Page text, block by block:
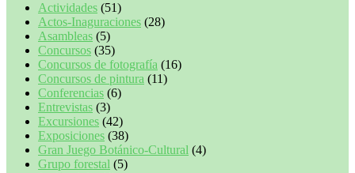
Actividades (51)
Actos-Inaguraciones (28)
Asambleas (5)
Concursos (35)
Concursos de fotografía (16)
Concursos de pintura (11)
Conferencias (6)
Entrevistas (3)
Excursiones (42)
Exposiciones (38)
Gran Juego Botánico-Cultural (4)
Grupo forestal (5)